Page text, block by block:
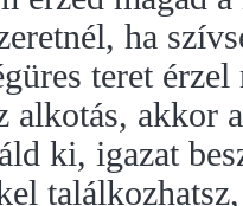
ha
teret
alkotás, akkor
ki, igazat